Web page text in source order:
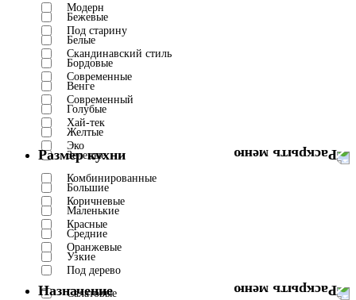
Модерн
Под старину
Скандинавский стиль
Современные
Современный
Хай-тек
Эко
Бежевые
Белые
Бордовые
Венге
Голубые
Желтые
Зеленые
Комбинированные
Коричневые
Красные
Оранжевые
Под дерево
Салатовые
Размер кухни
Большие
Маленькие
Средние
Узкие
Назначение